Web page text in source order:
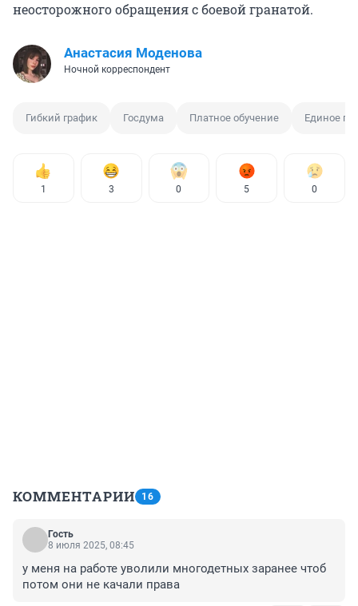
неосторожного обращения с боевой гранатой.
Анастасия Моденова
Ночной корреспондент
Гибкий график Госдума Платное обучение Единое
1 3 0 5 0
КОММЕНТАРИИ 16
Гость
8 июля 2025, 08:45
у меня на работе уволили многодетных заранее чтоб
потом они не качали права